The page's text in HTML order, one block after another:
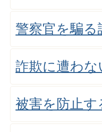
警察官を騙る
詐欺に遭わな
被害を防止す